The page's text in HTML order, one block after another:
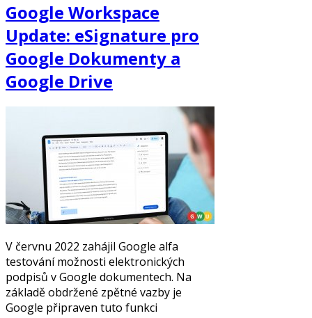
Google Workspace
Update: eSignature pro
Google Dokumenty a
Google Drive
V červnu 2022 zahájil Google alfa
testování možnosti elektronických
podpisů v Google dokumentech. Na
základě obdržené zpětné vazby je
Google připraven tuto funkci